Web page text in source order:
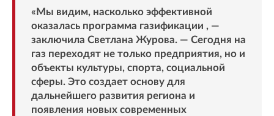
«Мы видим, насколько эффективной
оказалась программа газификации , —
заключила Светлана Журова. — Сегодня на
газ переходят не только предприятия, но и
объекты культуры, спорта, социальной
сферы. Это создает основу для
дальнейшего развития региона и
появления новых современных